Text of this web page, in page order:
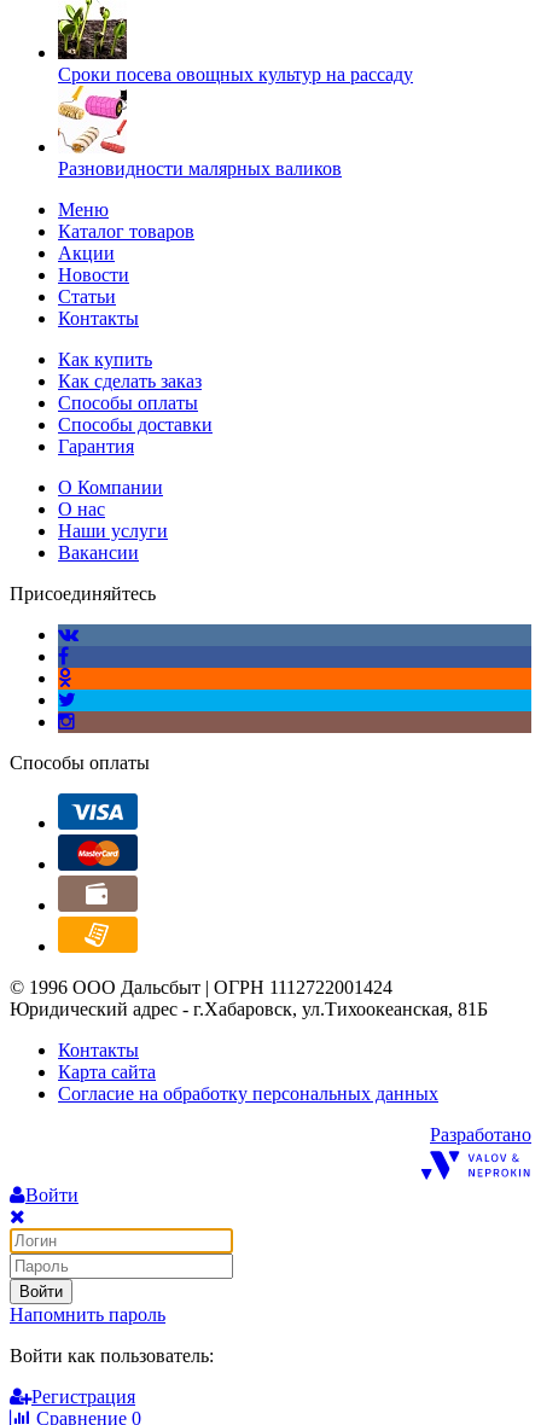
Сроки посева овощных культур на рассаду
Разновидности малярных валиков
Меню
Каталог товаров
Акции
Новости
Статьи
Контакты
Как купить
Как сделать заказ
Способы оплаты
Способы доставки
Гарантия
О Компании
О нас
Наши услуги
Вакансии
Присоединяйтесь
Способы оплаты
© 1996 ООО Дальсбыт | ОГРН 1112722001424
Юридический адрес - г.Хабаровск, ул.Тихоокеанская, 81Б
Контакты
Карта сайта
Согласие на обработку персональных данных
Разработано
Войти
Войти
Напомнить пароль
Войти как пользователь:
Регистрация
Сравнение 0